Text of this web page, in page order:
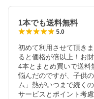
この大型の方を買った
1本でも送料無料
5.0
初めて利用させて頂き
ると価格が倍以上！お
4本とまとめ買いで送料
悩んだのですが、子供
ム」熱がいつまで続く
サービスとポイント考